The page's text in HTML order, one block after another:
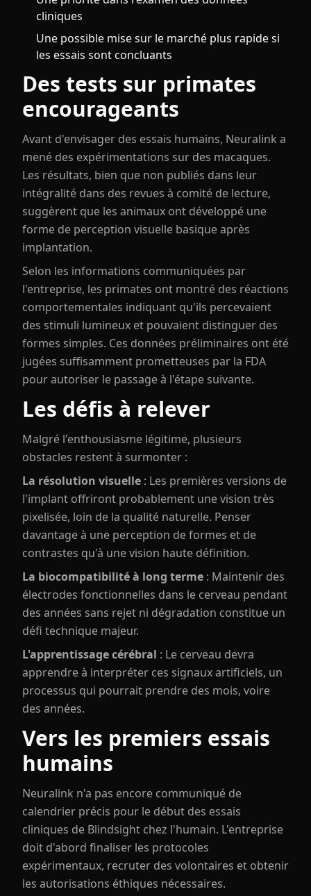
cliniques
Une possible mise sur le marché plus rapide si
les essais sont concluants
Des tests sur primates
encourageants
Avant d'envisager des essais humains, Neuralink a
mené des expérimentations sur des macaques.
Les résultats, bien que non publiés dans leur
intégralité dans des revues à comité de lecture,
suggèrent que les animaux ont développé une
forme de perception visuelle basique après
implantation.
Selon les informations communiquées par
l'entreprise, les primates ont montré des réactions
comportementales indiquant qu'ils percevaient
des stimuli lumineux et pouvaient distinguer des
formes simples. Ces données préliminaires ont été
jugées suffisamment prometteuses par la FDA
pour autoriser le passage à l'étape suivante.
Les défis à relever
Malgré l'enthousiasme légitime, plusieurs
obstacles restent à surmonter :
La résolution visuelle : Les premières versions de
l'implant offriront probablement une vision très
pixelisée, loin de la qualité naturelle. Penser
davantage à une perception de formes et de
contrastes qu'à une vision haute définition.
La biocompatibilité à long terme : Maintenir des
électrodes fonctionnelles dans le cerveau pendant
des années sans rejet ni dégradation constitue un
défi technique majeur.
L'apprentissage cérébral : Le cerveau devra
apprendre à interpréter ces signaux artificiels, un
processus qui pourrait prendre des mois, voire
des années.
Vers les premiers essais
humains
Neuralink n'a pas encore communiqué de
calendrier précis pour le début des essais
cliniques de Blindsight chez l'humain. L'entreprise
doit d'abord finaliser les protocoles
expérimentaux, recruter des volontaires et obtenir
les autorisations éthiques nécessaires.